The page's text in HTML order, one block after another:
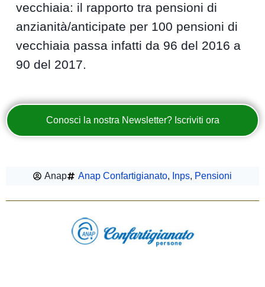
vecchiaia: il rapporto tra pensioni di
anzianità/anticipate per 100 pensioni di
vecchiaia passa infatti da 96 del 2016 a
90 del 2017.
Conosci la nostra Newsletter? Iscriviti ora
Anap Anap Confartigianato, Inps, Pensioni